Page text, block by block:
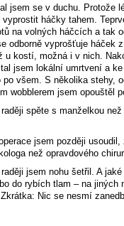
jsem se v duchu. Protože
háčky tahem.
na volných háčcích a tak
odborně vyprošťuje háček
u kostí, možná i v nich.
jsem lokální umrtvení a ke
po všem. S několika stehy,
wobblerem jsem opouštěl
spěte s manželkou než
jsem později
než opravdového
jsem nohu šetřil. A
do rybích tlam – na jiných
Nic se nesmí